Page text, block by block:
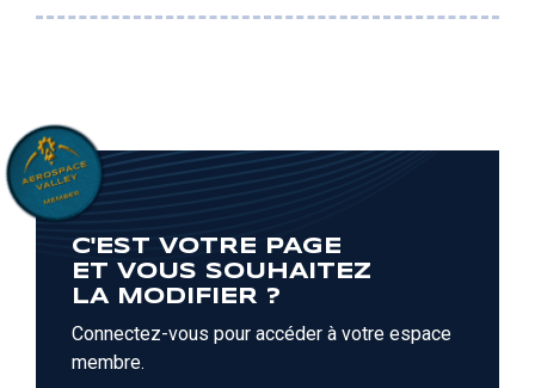
C'EST VOTRE PAGE
ET VOUS SOUHAITEZ
LA MODIFIER ?
Connectez-vous pour accéder à votre espace
membre.